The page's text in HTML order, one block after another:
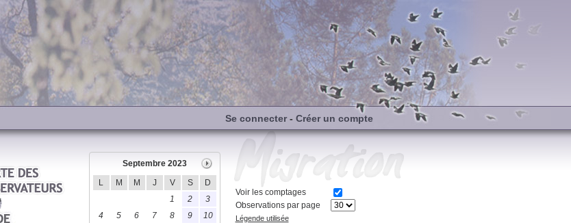
Se connecter- Créer un compte
Septembre 2023
L
M M J V S
D
1
2
3
4
5 6 7 8 9
10
Voir les comptages
Observations par page
Légende utilisée